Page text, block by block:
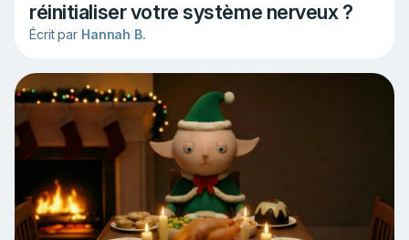
réinitialiser votre système nerveux ?
Écrit par Hannah B.